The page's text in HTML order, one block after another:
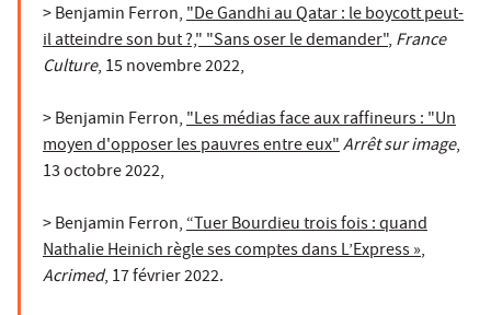
> Benjamin Ferron,"De Gandhi au Qatar : le boycott peut-
il atteindre son but ?," "Sans oser le demander", France
Culture, 15 novembre 2022,
> Benjamin Ferron,"Les médias face aux raffineurs : "Un
moyen d'opposer les pauvres entre eux"Arrêt sur image,
13 octobre 2022,
> Benjamin Ferron,“Tuer Bourdieu trois fois : quand
Nathalie Heinich règle ses comptes dans L’Express »,
Acrimed, 17 février 2022.